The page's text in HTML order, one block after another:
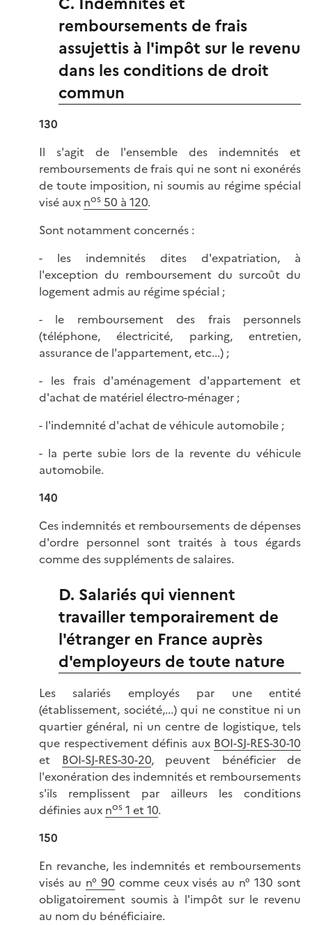
remboursements de frais
assujettis à l'impôt sur le revenu
dans les conditions de droit
commun
130
Il s'agit de l'ensemble des indemnités et
remboursements de frais qui ne sont ni exonérés
de toute imposition, ni soumis au régime spécial
visé aux nos 50 à 120.
Sont notamment concernés :
- les indemnités dites d'expatriation, à
l'exception du remboursement du surcoût du
logement admis au régime spécial ;
- le remboursement des frais personnels
(téléphone, électricité, parking, entretien,
assurance de l'appartement, etc...) ;
- les frais d'aménagement d'appartement et
d'achat de matériel électro-ménager ;
- l'indemnité d'achat de véhicule automobile ;
- la perte subie lors de la revente du véhicule
automobile.
140
Ces indemnités et remboursements de dépenses
d'ordre personnel sont traités à tous égards
comme des suppléments de salaires.
D. Salariés qui viennent
travailler temporairement de
l'étranger en France auprès
d'employeurs de toute nature
Les salariés employés par une entité
(établissement, société,...) qui ne constitue ni un
quartier général, ni un centre de logistique, tels
que respectivement définis aux BOI-SJ-RES-30-10
et BOI-SJ-RES-30-20, peuvent bénéficier de
l'exonération des indemnités et remboursements
s'ils remplissent par ailleurs les conditions
définies aux nos 1 et 10.
150
En revanche, les indemnités et remboursements
visés au n° 90 comme ceux visés au n° 130 sont
obligatoirement soumis à l'impôt sur le revenu
au nom du bénéficiaire.